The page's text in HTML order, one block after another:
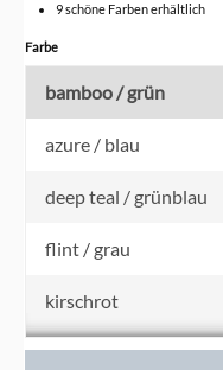
9 schöne Farben erhältlich
Farbeauswählen
bamboo / grün
azure / blau
deep teal / grünblau
flint / grau
kirschrot
meringue / creme